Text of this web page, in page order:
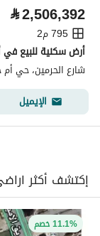
⃁2,506,392
795 م2
أرض سكنية للبيع في
شارع الحرمين، حي أم
الإيميل
إكتشف أكثر
11.1% خصم